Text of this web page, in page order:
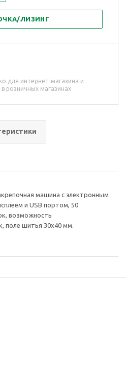
ЛИЗИНГ
для интернет-магазина и
розничных магазинах
машина с электронным
и USB портом, 50
возможность
поле шитья 30х40 мм.